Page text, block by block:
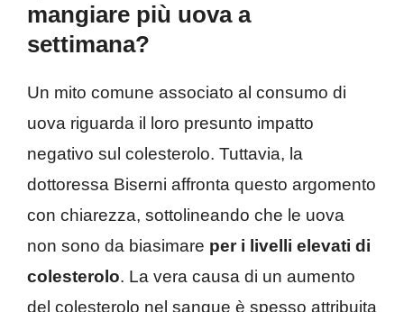
mangiare più uova a
settimana?
Un mito comune associato al consumo di
uova riguarda il loro presunto impatto
negativo sul colesterolo. Tuttavia, la
dottoressa Biserni affronta questo argomento
con chiarezza, sottolineando che le uova
non sono da biasimare per i livelli elevati di
colesterolo. La vera causa di un aumento
del colesterolo nel sangue è spesso attribuita